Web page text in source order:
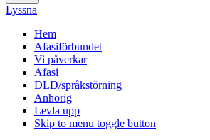
Öppna
meny:
%s
Lyssna
Hem
Afasiförbundet
Vi påverkar
Afasi
DLD/språkstörning
Anhörig
Levla upp
Skip to menu toggle button